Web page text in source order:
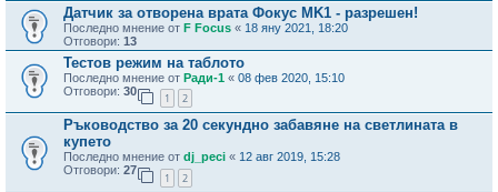
Датчик за отворена врата Фокус MK1 - разрешен!
Последно мнение от F Focus « 18 яну 2021, 18:20
Отговори: 13
Тестов режим на таблото
Последно мнение от Ради-1 « 08 фев 2020, 15:10
Отговори: 30
1 2
Ръководство за 20 секундно забавяне на светлината в
купето
Последно мнение от dj_peci « 12 авг 2019, 15:28
Отговори: 27
1 2